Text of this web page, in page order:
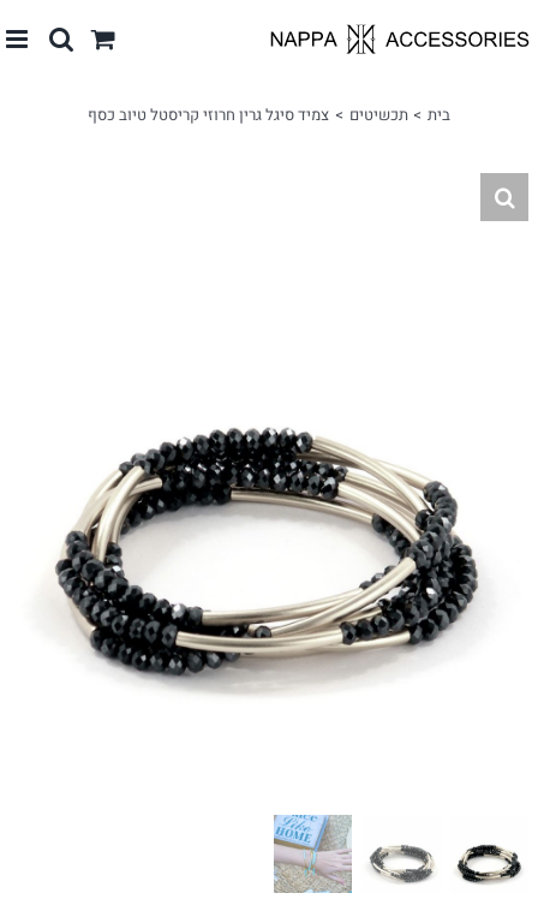
לתוכן
בית תכשיטים צמיד סיגל גרין חרוזי קריסטל טיוב כסף